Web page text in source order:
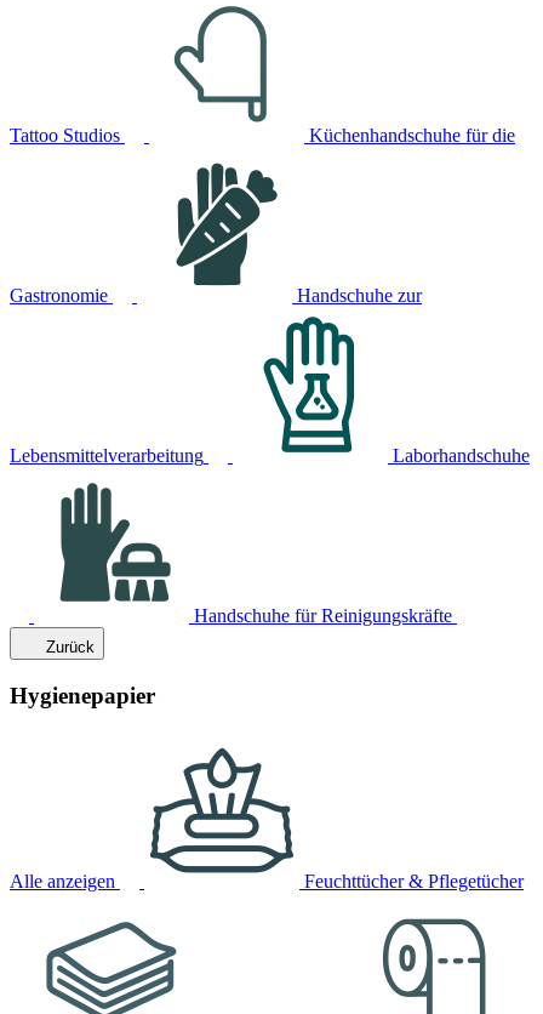
Tattoo Studios Küchenhandschuhe für die
Gastronomie Handschuhe zur
Lebensmittelverarbeitung Laborhandschuhe
Handschuhe für Reinigungskräfte
Zurück
Hygienepapier
Alle anzeigen Feuchttücher & Pflegetücher